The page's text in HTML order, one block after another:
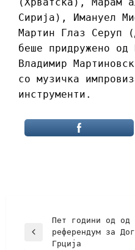
Сирија), Имануел
Мартин Глаз Серуп
беше придружено од
Владимир
со музичка
инструменти.
Пет години од од
референдум за
Грција